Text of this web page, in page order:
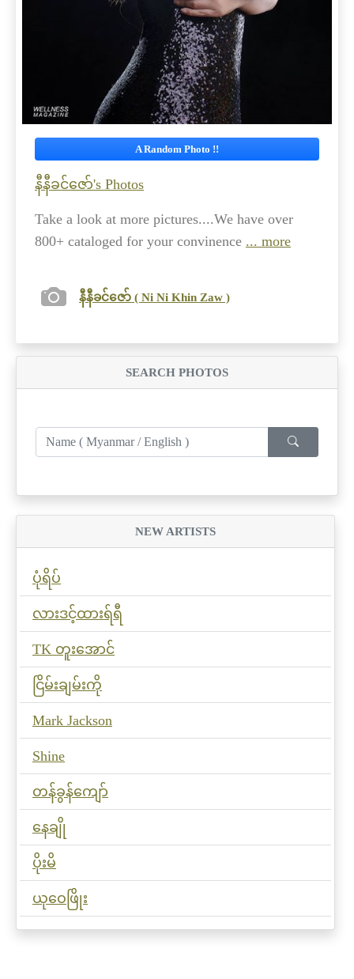
A Random Photo !!
နီနီခင်ဇော်'s Photos
Take a look at more pictures....We have over
800+ cataloged for your convinence ... more
နီနီခင်ဇော် ( Ni Ni Khin Zaw )
SEARCH PHOTOS
NEW ARTISTS
ပုံရိပ်
လားဒင့်ထားရ်ရီ
TK တူးအောင်
ငြိမ်းချမ်းကို
Mark Jackson
Shine
တန်ခွန်ကျော်
နေချို
ပိုးမိ
ယုဝေဖြိုး